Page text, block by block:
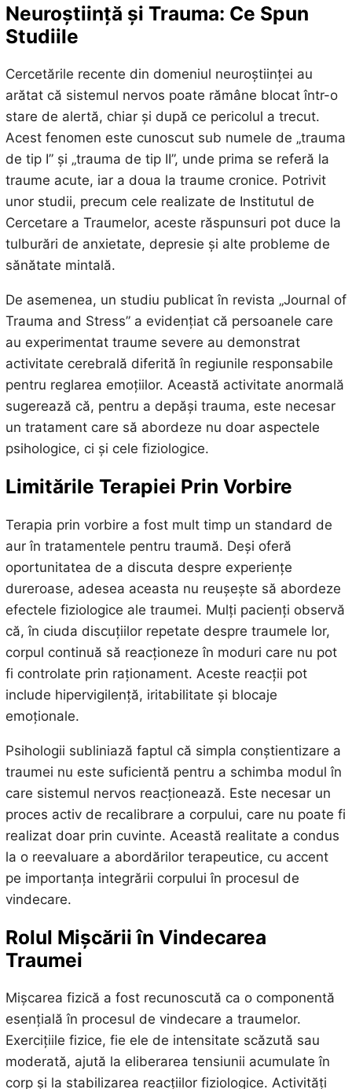
Neuroștiință și Trauma: Ce Spun
Studiile
Cercetările recente din domeniul neuroștiinței au
arătat că sistemul nervos poate rămâne blocat într-o
stare de alertă, chiar și după ce pericolul a trecut.
Acest fenomen este cunoscut sub numele de „trauma
de tip I” și „trauma de tip II”, unde prima se referă la
traume acute, iar a doua la traume cronice. Potrivit
unor studii, precum cele realizate de Institutul de
Cercetare a Traumelor, aceste răspunsuri pot duce la
tulburări de anxietate, depresie și alte probleme de
sănătate mintală.
De asemenea, un studiu publicat în revista „Journal of
Trauma and Stress” a evidențiat că persoanele care
au experimentat traume severe au demonstrat
activitate cerebrală diferită în regiunile responsabile
pentru reglarea emoțiilor. Această activitate anormală
sugerează că, pentru a depăși trauma, este necesar
un tratament care să abordeze nu doar aspectele
psihologice, ci și cele fiziologice.
Limitările Terapiei Prin Vorbire
Terapia prin vorbire a fost mult timp un standard de
aur în tratamentele pentru traumă. Deși oferă
oportunitatea de a discuta despre experiențe
dureroase, adesea aceasta nu reușește să abordeze
efectele fiziologice ale traumei. Mulți pacienți observă
că, în ciuda discuțiilor repetate despre traumele lor,
corpul continuă să reacționeze în moduri care nu pot
fi controlate prin raționament. Aceste reacții pot
include hipervigilență, iritabilitate și blocaje
emoționale.
Psihologii subliniază faptul că simpla conștientizare a
traumei nu este suficientă pentru a schimba modul în
care sistemul nervos reacționează. Este necesar un
proces activ de recalibrare a corpului, care nu poate fi
realizat doar prin cuvinte. Această realitate a condus
la o reevaluare a abordărilor terapeutice, cu accent
pe importanța integrării corpului în procesul de
vindecare.
Rolul Mișcării în Vindecarea
Traumei
Mișcarea fizică a fost recunoscută ca o componentă
esențială în procesul de vindecare a traumelor.
Exercițiile fizice, fie ele de intensitate scăzută sau
moderată, ajută la eliberarea tensiunii acumulate în
corp și la stabilizarea reacțiilor fiziologice. Activități